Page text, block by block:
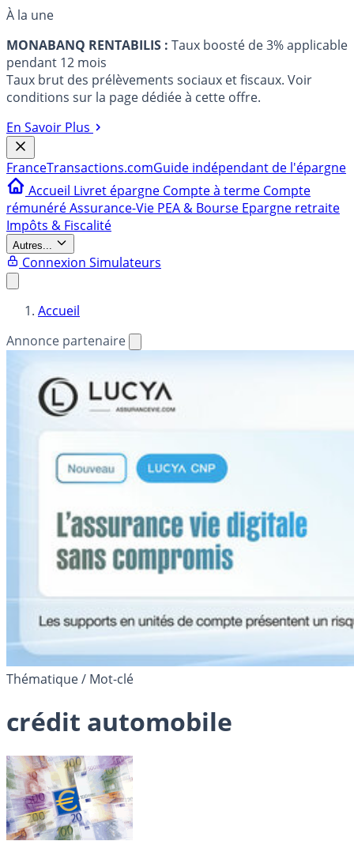
À la une
MONABANQ RENTABILIS : Taux boosté de 3% applicable
pendant 12 mois
Taux brut des prélèvements sociaux et fiscaux. Voir
conditions sur la page dédiée à cette offre.
En Savoir Plus
FranceTransactions.comGuide indépendant de l'épargne
Accueil Livret épargne Compte à terme Compte
rémunéréAssurance-Vie PEA & Bourse Epargne retraite
Impôts & Fiscalité
Autres...
Connexion Simulateurs
Accueil
Annonce partenaire
Thématique / Mot-clé
crédit automobile